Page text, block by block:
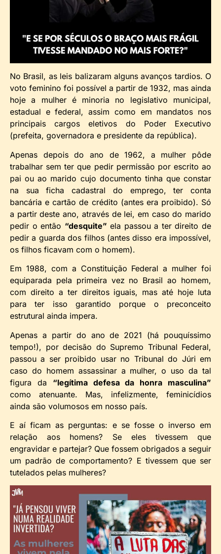
No Brasil, as leis balizaram alguns avanços tardios. O
voto feminino foi possível a partir de 1932, mas ainda
hoje a mulher é minoria no legislativo municipal,
estadual e federal, assim como em mandatos nos
principais cargos eletivos do Poder Executivo
(prefeita, governadora e presidente da república).
Apenas depois do ano de 1962, a mulher pôde
trabalhar sem ter que pedir permissão por escrito ao
pai ou ao marido cujo documento tinha que constar
na sua ficha cadastral do emprego, ter conta
bancária e cartão de crédito (antes era proibido). Só
a partir deste ano, através de lei, em caso do marido
pedir o então “desquite” ela passou a ter direito de
pedir a guarda dos filhos (antes disso era impossível,
os filhos ficavam com o homem).
Em 1988, com a Constituição Federal a mulher foi
equiparada pela primeira vez no Brasil ao homem,
com direito a ter direitos iguais, mas até hoje luta
para ter isso garantido porque o preconceito
estrutural ainda impera.
Apenas a partir do ano de 2021 (há pouquíssimo
tempo!), por decisão do Supremo Tribunal Federal,
passou a ser proibido usar no Tribunal do Júri em
caso do homem assassinar a mulher, o uso da tal
figura da “legítima defesa da honra masculina”
como atenuante. Mas, infelizmente, feminicídios
ainda são volumosos em nosso país.
E aí ficam as perguntas: e se fosse o inverso em
relação aos homens? Se eles tivessem que
engravidar e partejar? Que fossem obrigados a seguir
um padrão de comportamento? E tivessem que ser
tutelados pelas mulheres?